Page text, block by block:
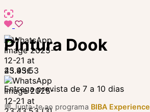
Pintura Dook
45.95€
Entrega prevista de 7 a 10 dias
💬 Junta-te ao programa BIBA Experience